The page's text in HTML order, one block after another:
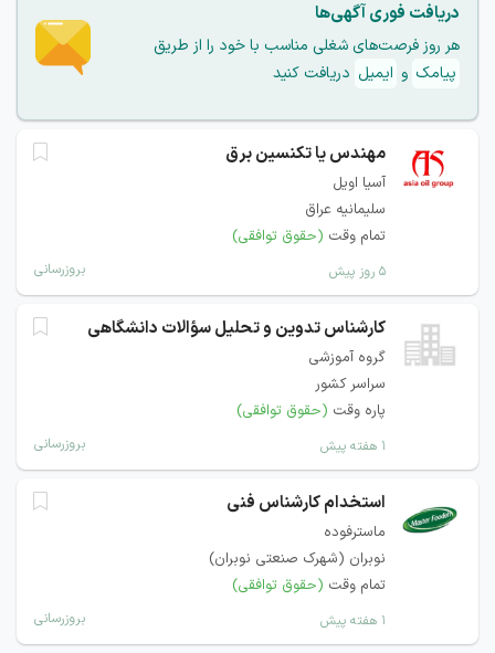
دریافت فوری آگهی‌ها
هر روز فرصت‌های شغلی مناسب با خود را از طریق
پیامک و ایمیل دریافت کنید
مهندس یا تکنسین برق
آسیا اویل
سلیمانیه عراق
تمام وقت (حقوق توافقی)
۵ روز پیش بروزرسانی
کارشناس تدوین و تحلیل سؤالات دانشگاهی
گروه آموزشی
سراسر کشور
پاره وقت (حقوق توافقی)
۱ هفته پیش بروزرسانی
استخدام کارشناس فنی
ماسترفوده
نوبران (شهرک صنعتی نوبران)
تمام وقت (حقوق توافقی)
۱ هفته پیش بروزرسانی